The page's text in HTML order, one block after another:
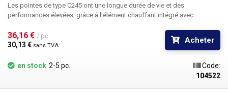
Les pointes de type C245 ont une longue durée de vie et des
performances élevées, grâce à l'élément chauffant intégré avec
immédiat et très précis. La station de soudage peut détecter la
température de la panne en temps réel et réguler la puissance de
pendant le soudage, lorsque la panne est refroidie en touchant la
surface de soudage. Les pointes conviennent à la soudure avec de
36,16 € / pc.
30,13 € sans TVA
Acheter
en stock 2-5 pc.
Code:
104522